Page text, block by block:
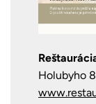
Holubyho